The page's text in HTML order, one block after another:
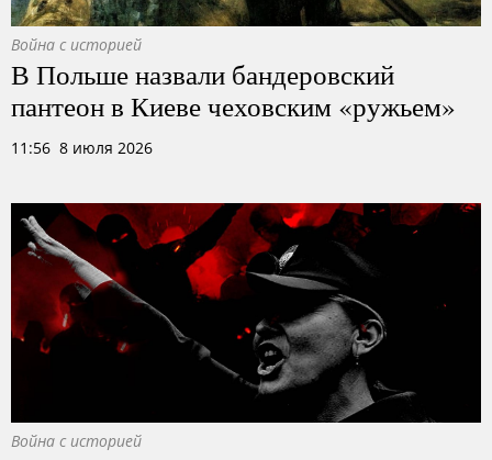
Война с историей
В Польше назвали бандеровский
пантеон в Киеве чеховским «ружьем»
11:56 8 июля 2026
Война с историей